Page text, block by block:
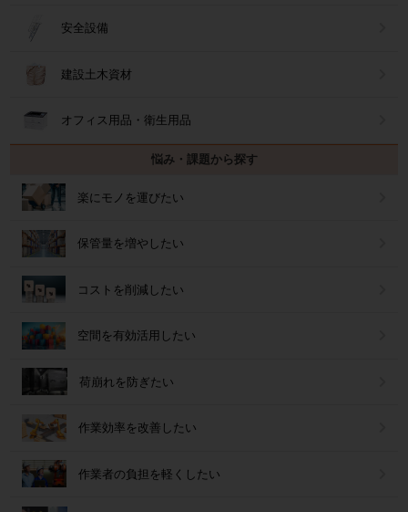
安全設備
建設土木資材
オフィス用品・衛生用品
悩み・課題から探す
楽にモノを運びたい
保管量を増やしたい
コストを削減したい
空間を有効活用したい
荷崩れを防ぎたい
作業効率を改善したい
作業者の負担を軽くしたい